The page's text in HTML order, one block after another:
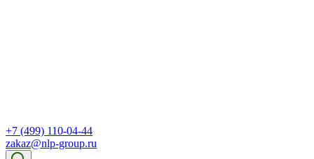
+7 (499) 110-04-44
zakaz@nlp-group.ru